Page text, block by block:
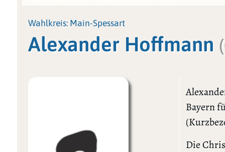
Wahlkreis: Main-Spessart
Alexander Hoffmann
Bayern
Die